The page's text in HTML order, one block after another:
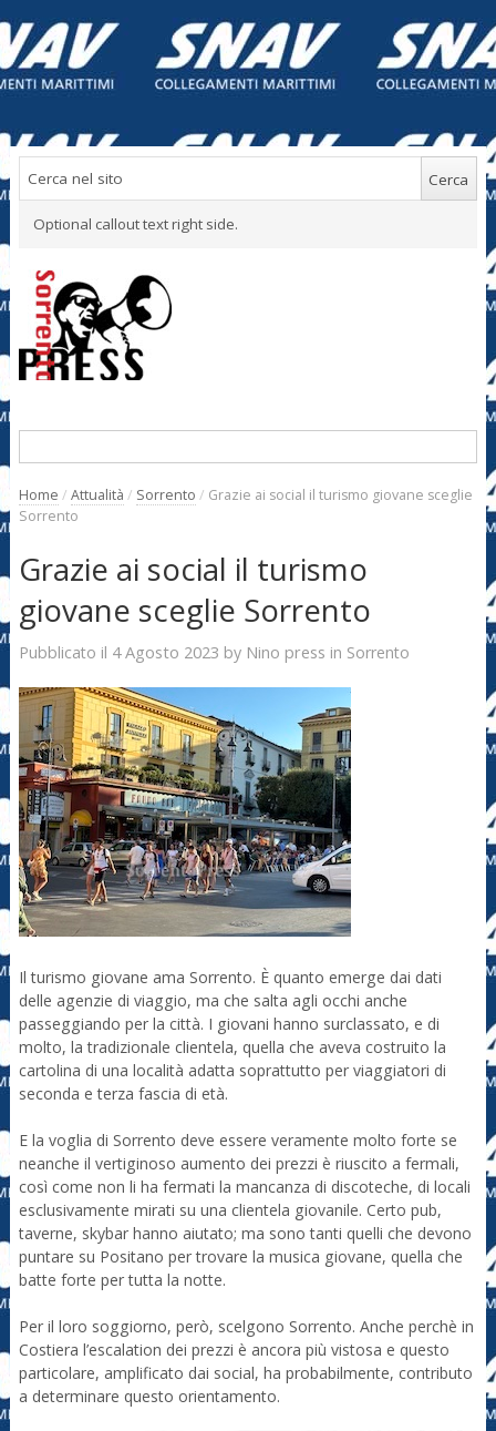
Optional callout text right side.
Home / Attualità / Sorrento / Grazie ai social il turismo giovane sceglie
Sorrento
Grazie ai social il turismo
giovane sceglie Sorrento
Pubblicato il 4 Agosto 2023 by Nino press in Sorrento
Il turismo giovane ama Sorrento. È quanto emerge dai dati
delle agenzie di viaggio, ma che salta agli occhi anche
passeggiando per la città. I giovani hanno surclassato, e di
molto, la tradizionale clientela, quella che aveva costruito la
cartolina di una località adatta soprattutto per viaggiatori di
seconda e terza fascia di età.
E la voglia di Sorrento deve essere veramente molto forte se
neanche il vertiginoso aumento dei prezzi è riuscito a fermali,
così come non li ha fermati la mancanza di discoteche, di locali
esclusivamente mirati su una clientela giovanile. Certo pub,
taverne, skybar hanno aiutato; ma sono tanti quelli che devono
puntare su Positano per trovare la musica giovane, quella che
batte forte per tutta la notte.
Per il loro soggiorno, però, scelgono Sorrento. Anche perchè in
Costiera l’escalation dei prezzi è ancora più vistosa e questo
particolare, amplificato dai social, ha probabilmente, contributo
a determinare questo orientamento.